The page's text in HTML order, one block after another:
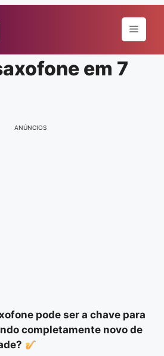
Menu
em 7
ANÚNCIOS
pode ser a chave para
completamente novo de